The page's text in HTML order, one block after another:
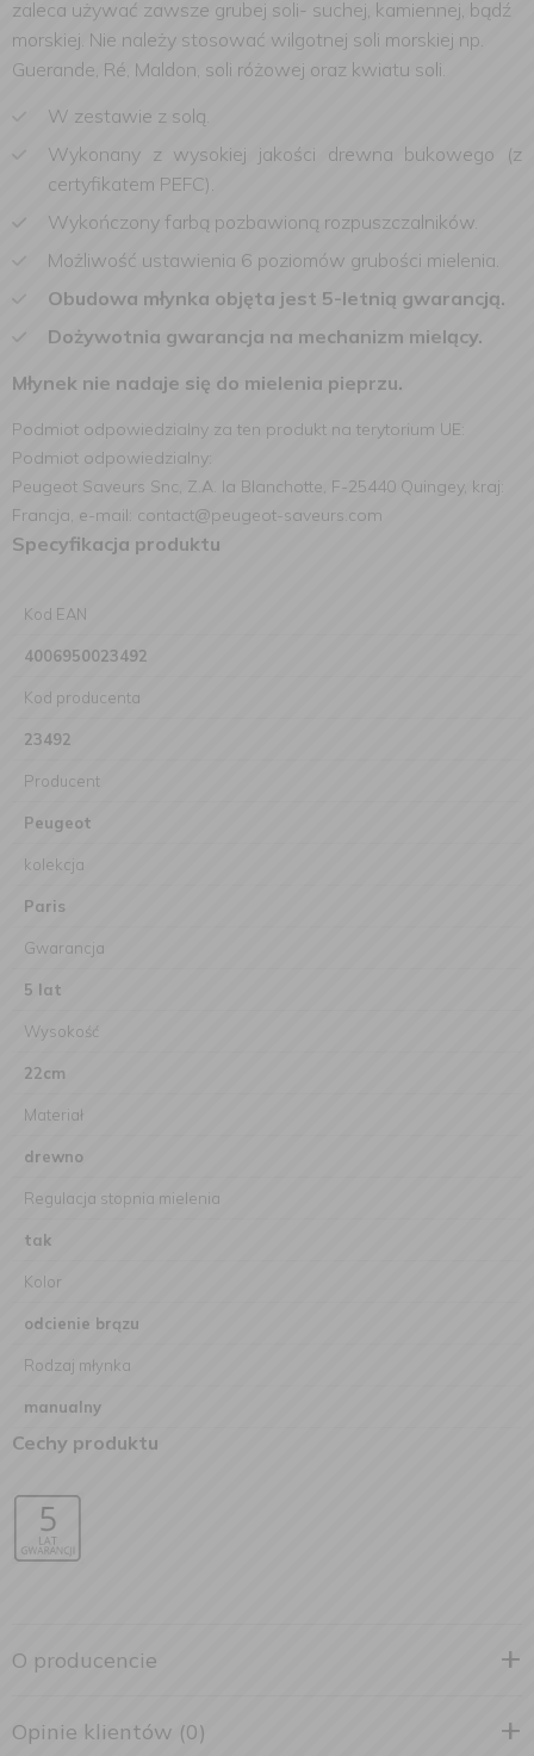
zaleca używać zawsze grubej soli- suchej, kamiennej, bądź
morskiej. Nie należy stosować wilgotnej soli morskiej np.
Guerande, Ré, Maldon, soli różowej oraz kwiatu soli.
W zestawie z solą.
Wykonany z wysokiej jakości drewna bukowego (z
certyfikatem PEFC).
Wykończony farbą pozbawioną rozpuszczalników.
Możliwość ustawienia 6 poziomów grubości mielenia.
Obudowa młynka objęta jest 5-letnią gwarancją.
Dożywotnia gwarancja na mechanizm mielący.
Młynek nie nadaje się do mielenia pieprzu.
Podmiot odpowiedzialny za ten produkt na terytorium UE:
Podmiot odpowiedzialny:
Peugeot Saveurs Snc, Z.A. la Blanchotte, F-25440 Quingey, kraj:
Francja, e-mail: contact@peugeot-saveurs.com
Specyfikacja produktu
Kod EAN
4006950023492
Kod producenta
23492
Producent
Peugeot
kolekcja
Paris
Gwarancja
5 lat
Wysokość
22cm
Materiał
drewno
Regulacja stopnia mielenia
tak
Kolor
odcienie brązu
Rodzaj młynka
manualny
Cechy produktu
O producencie
Opinie klientów (0)